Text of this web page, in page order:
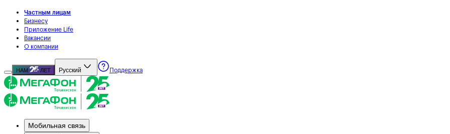
Частным лицам
Бизнесу
Приложение Life
Вакансии
О компании
НАМ ЛЕТ Русский Поддержка
Мобильная связь